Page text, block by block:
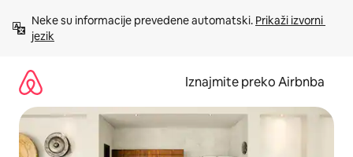
sadržaj
Neke su informacije prevedene automatski. Prikaži izvorni
jezik
Iznajmite preko Airbnba